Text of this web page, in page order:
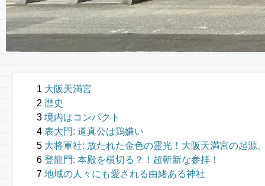
大阪天満宮
歴史
境内はコンパクト
表大門: 道真公は鶏嫌い
大将軍社: 放たれた金色の霊光！大阪天満宮の起源
登龍門: 本殿を横切る？！超斬新な参拝！
地域の人々にも愛される由緒ある神社